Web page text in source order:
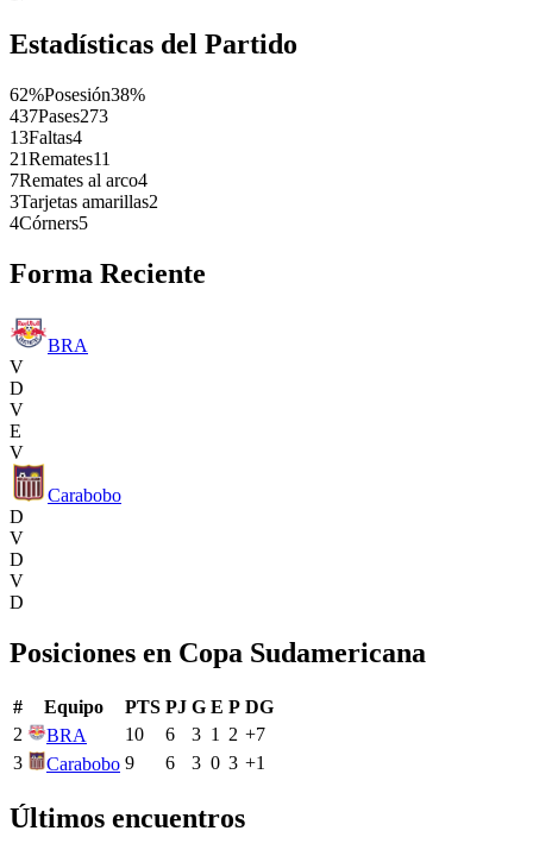
Estadísticas del Partido
62%Posesión38%
437Pases273
13Faltas4
21Remates11
7Remates al arco4
3Tarjetas amarillas2
4Córners5
Forma Reciente
BRA
V
D
V
E
V
Carabobo
D
V
D
V
D
Posiciones en Copa Sudamericana
# Equipo PTS PJ G E P DG
2
BRA 10 6 3 1 2 +7
3
Carabobo 9 6 3 0 3 +1
Últimos encuentros